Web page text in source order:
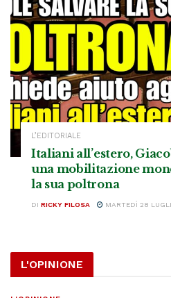
L’EDITORIALE
Italiani all’estero,
una mobilitazione
la sua poltrona
DI RICKY FILOSA MARTEDÌ 28
L'OPINIONE